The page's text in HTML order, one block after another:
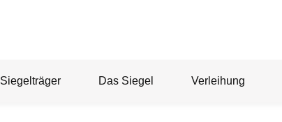
Siegelträger Das Siegel Verleihung